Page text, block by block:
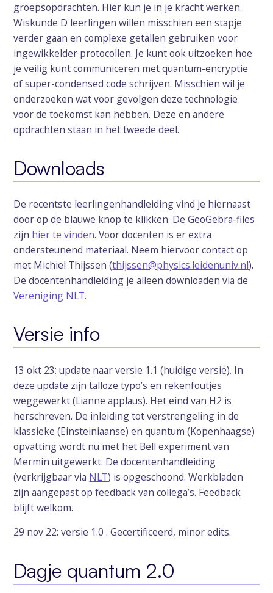
groepsopdrachten. Hier kun je in je kracht werken.
Wiskunde D leerlingen willen misschien een stapje
verder gaan en complexe getallen gebruiken voor
ingewikkelder protocollen. Je kunt ook uitzoeken hoe
je veilig kunt communiceren met quantum-encryptie
of super-condensed code schrijven. Misschien wil je
onderzoeken wat voor gevolgen deze technologie
voor de toekomst kan hebben. Deze en andere
opdrachten staan in het tweede deel.
Downloads
De recentste leerlingenhandleiding vind je hiernaast
door op de blauwe knop te klikken. De GeoGebra-files
zijn hier te vinden. Voor docenten is er extra
ondersteunend materiaal. Neem hiervoor contact op
met Michiel Thijssen (thijssen@physics.leidenuniv.nl).
De docentenhandleiding je alleen downloaden via de
Vereniging NLT.
Versie info
13 okt 23: update naar versie 1.1 (huidige versie). In
deze update zijn talloze typo’s en rekenfoutjes
weggewerkt (Lianne applaus). Het eind van H2 is
herschreven. De inleiding tot verstrengeling in de
klassieke (Einsteiniaanse) en quantum (Kopenhaagse)
opvatting wordt nu met het Bell experiment van
Mermin uitgewerkt. De docentenhandleiding
(verkrijgbaar via NLT) is opgeschoond. Werkbladen
zijn aangepast op feedback van collega’s. Feedback
blijft welkom.
29 nov 22: versie 1.0 . Gecertificeerd, minor edits.
Dagje quantum 2.0